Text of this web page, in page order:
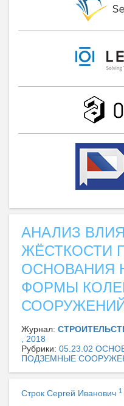
АНАЛИЗ
ЖЁСТКОСТИ
ОСНОВАНИЯ
ФОРМЫ
Журнал:
, 2018
Рубрики: 05.23.02
ПОДЗЕМНЫЕ
Строк Сергей Иванович 1